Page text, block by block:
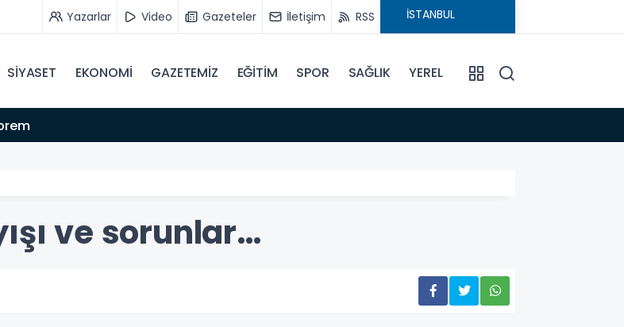
Yazarlar Video Gazeteler İletişim RSS
SİYASET EKONOMİ GAZETEMİZ EĞİTİM SPOR SAĞLIK YEREL
ve sorunlar…